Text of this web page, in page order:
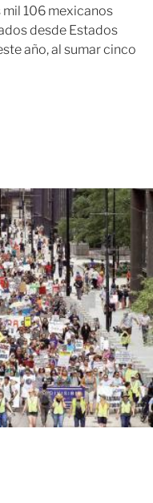
mil 106 mexicanos
desde Estados
año, al sumar cinco